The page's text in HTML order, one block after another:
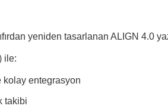
yeniden tasarlanan ALIGN 4.0
ile:
kolay entegrasyon
takibi